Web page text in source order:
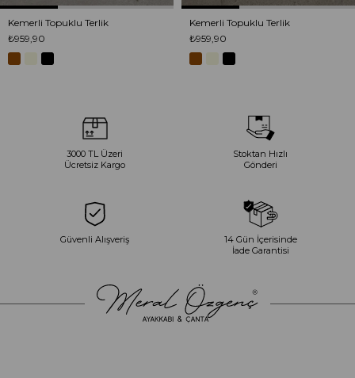
Kemerli Topuklu Terlik
₺959,90
Kemerli Topuklu Terlik
₺959,90
3000 TL Üzeri
Ücretsiz Kargo
Stoktan Hızlı
Gönderi
Güvenli Alışveriş
14 Gün İçerisinde
İade Garantisi